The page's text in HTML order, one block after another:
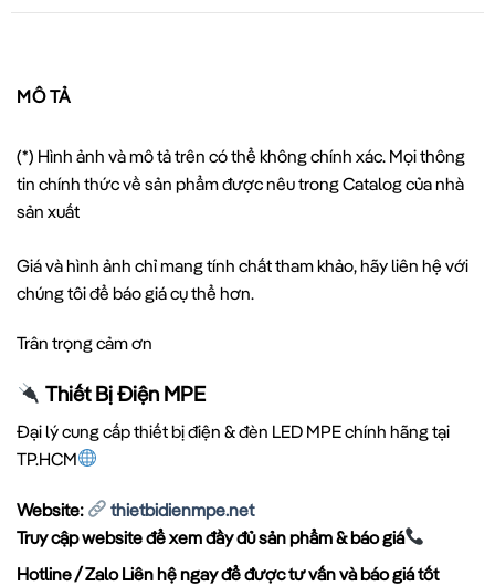
MÔ TẢ
(*) Hình ảnh và mô tả trên có thể không chính xác. Mọi thông
tin chính thức về sản phẩm được nêu trong Catalog của nhà
sản xuất
Giá và hình ảnh chỉ mang tính chất tham khảo, hãy liên hệ với
chúng tôi để báo giá cụ thể hơn.
Trân trọng cảm ơn
Thiết Bị Điện MPE
Đại lý cung cấp thiết bị điện & đèn LED MPE chính hãng tại
TP.HCM
Website:
thietbidienmpe.net
Truy cập website để xem đầy đủ sản phẩm & báo giá
Hotline / Zalo Liên hệ ngay để được tư vấn và báo giá tốt